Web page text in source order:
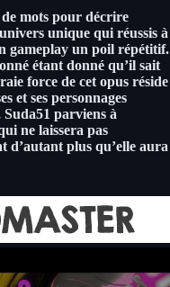
mots pour décrire
unique qui réussis à
gameplay un poil répétitif.
étant donné qu’il sait
force de cet opus réside
et ses personnages
parviens à
ne laissera pas
d’autant plus qu’elle aura